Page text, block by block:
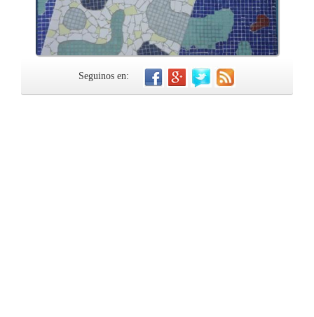
Seguinos en: